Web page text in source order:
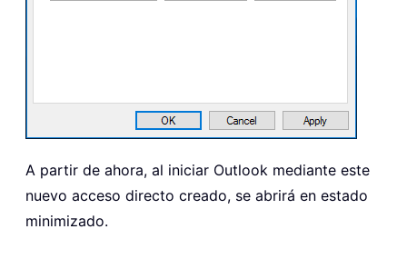
A partir de ahora, al iniciar Outlook mediante este
nuevo acceso directo creado, se abrirá en estado
minimizado.